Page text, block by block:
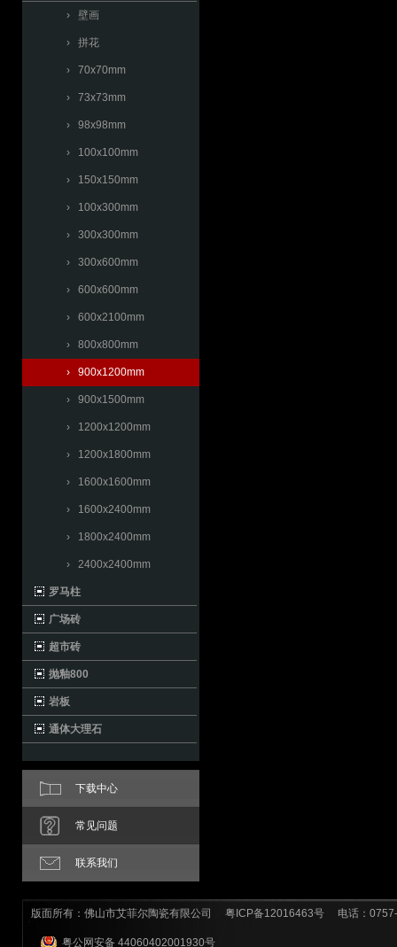
› 壁画
› 拼花
› 70x70mm
› 73x73mm
› 98x98mm
› 100x100mm
› 150x150mm
› 100x300mm
› 300x300mm
› 300x600mm
› 600x600mm
› 600x2100mm
› 800x800mm
› 900x1200mm
› 900x1500mm
› 1200x1200mm
› 1200x1800mm
› 1600x1600mm
› 1600x2400mm
› 1800x2400mm
› 2400x2400mm
罗马柱
广场砖
超市砖
抛釉800
岩板
通体大理石
下载中心
常见问题
联系我们
版面所有：佛山市艾菲尔陶瓷有限公司 粤ICP备12016463号 电话：
粤公网安备 44060402001930号